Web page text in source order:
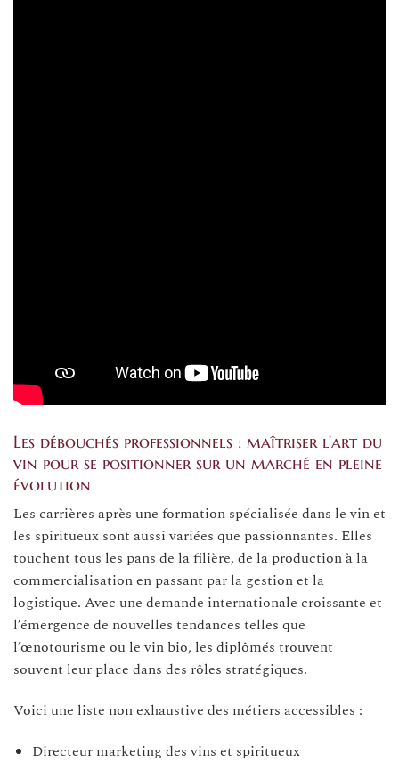
Les débouchés professionnels : maîtriser l’art du
vin pour se positionner sur un marché en pleine
évolution
Les carrières après une formation spécialisée dans le vin et
les spiritueux sont aussi variées que passionnantes. Elles
touchent tous les pans de la filière, de la production à la
commercialisation en passant par la gestion et la
logistique. Avec une demande internationale croissante et
l’émergence de nouvelles tendances telles que
l’œnotourisme ou le vin bio, les diplômés trouvent
souvent leur place dans des rôles stratégiques.
Voici une liste non exhaustive des métiers accessibles :
Directeur marketing des vins et spiritueux